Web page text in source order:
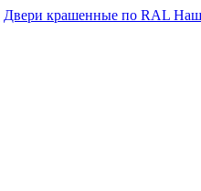
Двери крашенные по RAL